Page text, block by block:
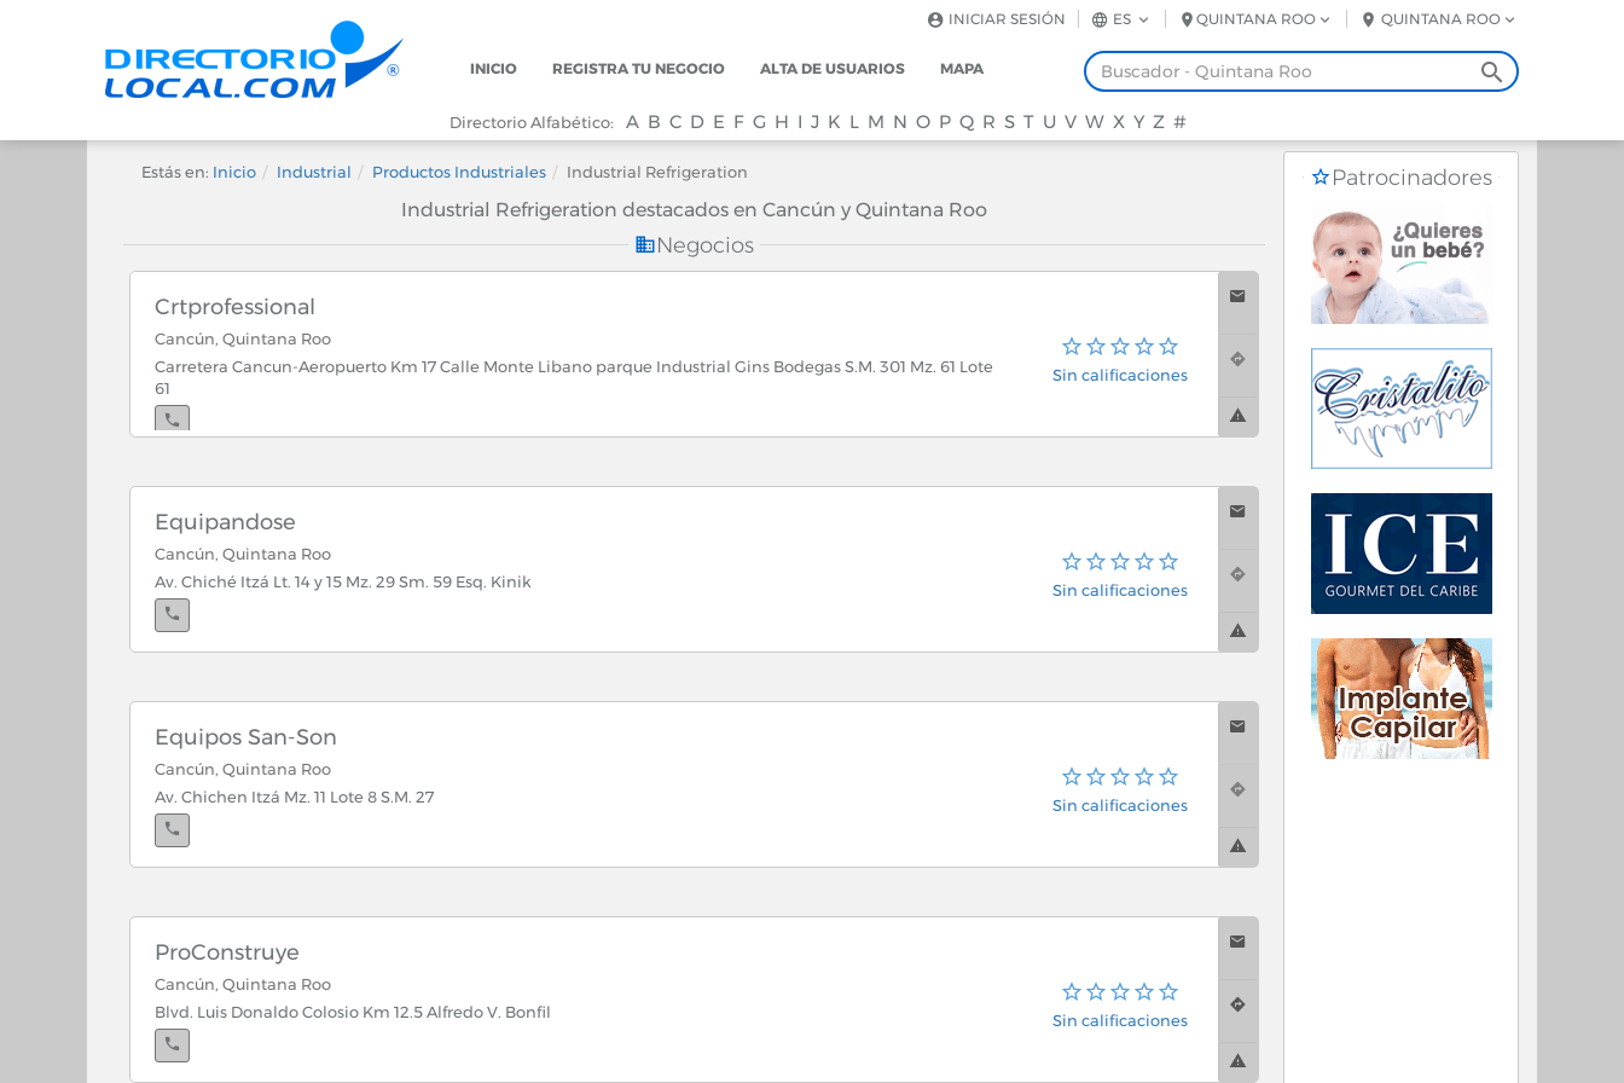
QUINTANA ROO
QUINTANA ROO
ES
INICIAR SESIÓN
INICIO REGISTRA TU NEGOCIO ALTA DE USUARIOS MAPA
Directorio Alfabético: A B C D E F G H I J K L M N O P Q R S T U V W X Y Z #
Estás en: Inicio Industrial Productos Industriales Industrial Refrigeration
Industrial Refrigeration destacados en Cancún y Quintana Roo
Negocios
Crtprofessional
Cancún, Quintana Roo
Carretera Cancun-Aeropuerto Km 17 Calle Monte Libano parque Industrial Gins Bodegas S.M. 301 Mz. 61 Lote
61
Sin calificaciones
Equipandose
Cancún, Quintana Roo
Av. Chiché Itzá Lt. 14 y 15 Mz. 29 Sm. 59 Esq. Kinik
Sin calificaciones
Equipos San-Son
Cancún, Quintana Roo
Av. Chichen Itzá Mz. 11 Lote 8 S.M. 27
Sin calificaciones
ProConstruye
Cancún, Quintana Roo
Blvd. Luis Donaldo Colosio Km 12.5 Alfredo V. Bonfil
Sin calificaciones
Patrocinadores